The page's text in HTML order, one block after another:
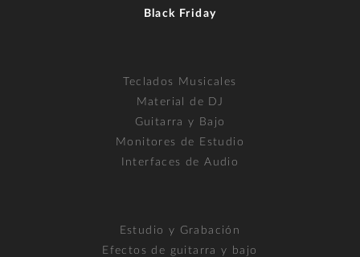
Black Friday
Teclados Musicales
Material de DJ
Guitarra y Bajo
Monitores de Estudio
Interfaces de Audio
Estudio y Grabación
Efectos de guitarra y bajo